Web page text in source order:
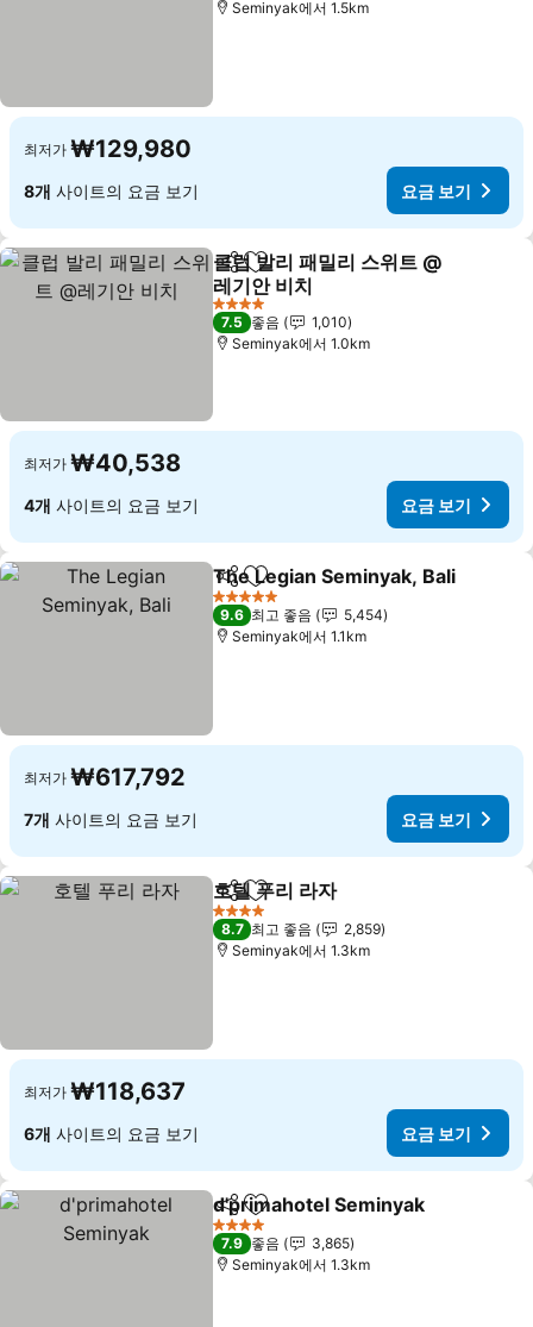
Seminyak에서 1.5km
최저가 ₩129,980
8개 사이트의 요금 보기 요금 보기
공유 즐겨찾기에 추가
클럽 발리 패밀리 스위트 @
레기안 비치
요금 보기
4 성급
7.5 좋음
1,010
Seminyak에서 1.0km
최저가 ₩40,538
4개 사이트의 요금 보기 요금 보기
공유 즐겨찾기에 추가
The Legian Seminyak, Bali
5 성급
9.6 최고 좋음
5,454
Seminyak에서 1.1km
최저가 ₩617,792
7개 사이트의 요금 보기 요금 보기
공유 즐겨찾기에 추가
호텔 푸리 라자
4 성급
8.7 최고 좋음
2,859
Seminyak에서 1.3km
최저가 ₩118,637
6개 사이트의 요금 보기 요금 보기
공유 즐겨찾기에 추가
d'primahotel Seminyak
4 성급
7.9 좋음
3,865
Seminyak에서 1.3km